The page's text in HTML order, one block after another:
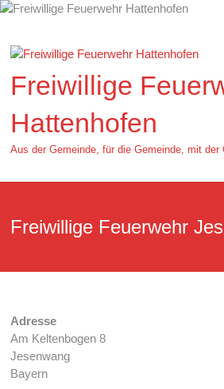
Zum
springen
Freiwillige
Hattenhofen
Aus der Gemeinde, für die Gemeinde, mit der
Freiwillige Feuerwehr
Adresse
Am Keltenbogen 8
Jesenwang
Bayern